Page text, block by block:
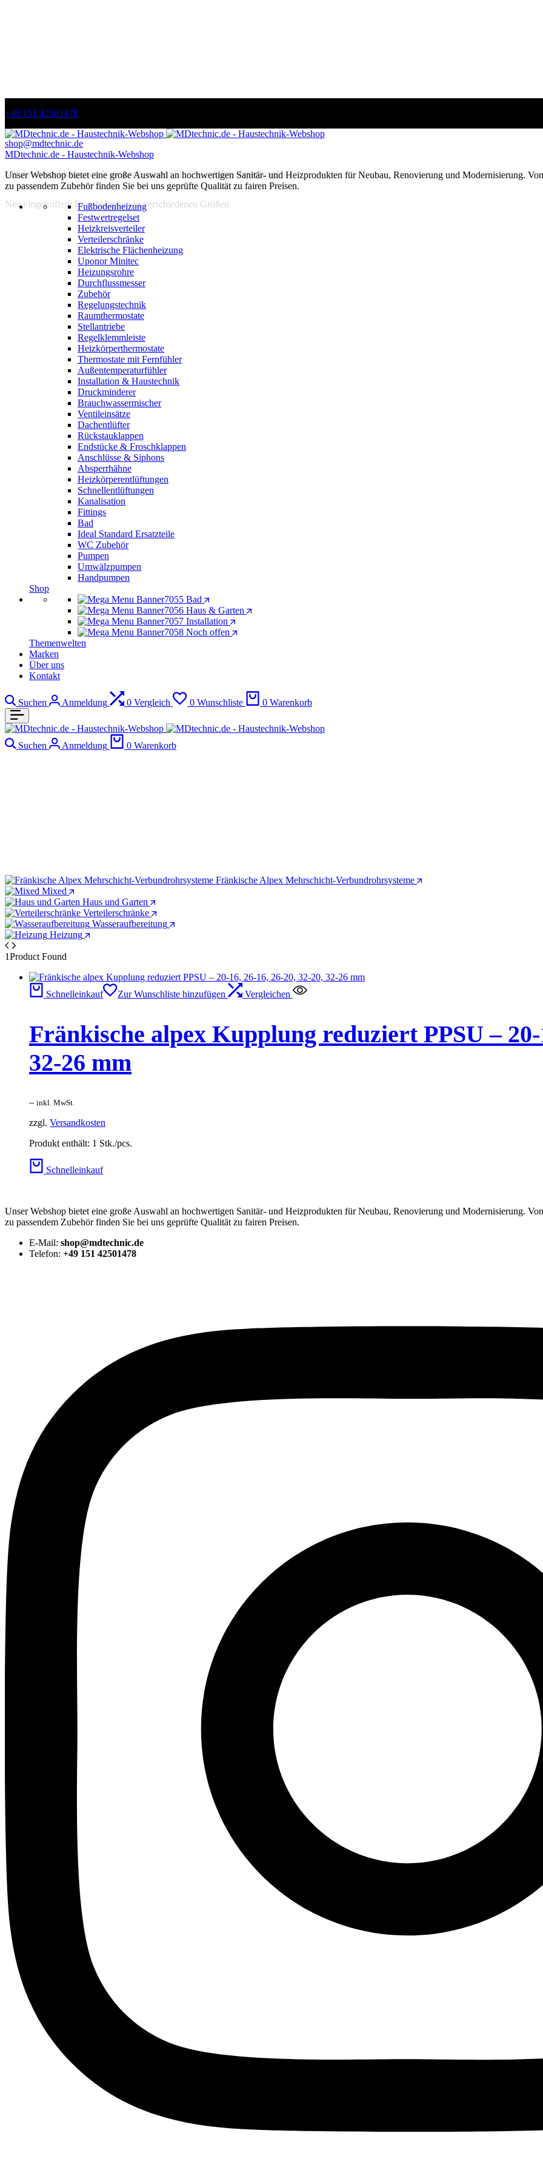
+49 151 42501478
shop@mdtechnic.de
Mit der Anmeldung zum Newsletter, sparen Sie 5% auf Ihre Bestellung!
Neu eingetroffen: Froschklappen in verschiedenen Größen
MDtechnic.de - Haustechnik-Webshop
Unser Webshop bietet eine große Auswahl an hochwertigen Sanitär- und Heizprodukten für Neubau, Renovierung und Modernisierung.
zu passendem Zubehör finden Sie bei uns geprüfte Qualität zu fairen Preisen.
Fußbodenheizung
Festwertregelset
Heizkreisverteiler
Verteilerschränke
Elektrische Flächenheizung
Uponor Minitec
Heizungsrohre
Durchflussmesser
Zubehör
Regelungstechnik
Raumthermostate
Stellantriebe
Regelklemmleiste
Heizkörperthermostate
Thermostate mit Fernfühler
Außentemperaturfühler
Installation & Haustechnik
Druckminderer
Brauchwassermischer
Ventileinsätze
Dachentlüfter
Rückstauklappen
Endstücke & Froschklappen
Anschlüsse & Siphons
Absperrhähne
Heizkörperentlüftungen
Schnellentlüftungen
Kanalisation
Fittings
Bad
Ideal Standard Ersatzteile
WC Zubehör
Pumpen
Umwälzpumpen
Handpumpen
Shop
Bad
Haus & Garten
Installation
Noch offen
Themenwelten
Marken
Über uns
Kontakt
Suchen Anmeldung 0 Vergleich 0 Wunschliste 0 Warenkorb
Suchen Anmeldung 0 Warenkorb
Fränkische Alpex Mehrschicht-Verbundrohrsysteme
Mixed
Haus und Garten
Verteilerschränke
Wasseraufbereitung
Heizung
1Product Found
Schnelleinkauf Zur Wunschliste hinzufügen Vergleichen
Fränkische alpex Kupplung reduziert PPSU – 20-
32-26 mm
– inkl. MwSt.
zzgl. Versandkosten
Produkt enthält: 1 Stk./pcs.
Schnelleinkauf
Unser Webshop bietet eine große Auswahl an hochwertigen Sanitär- und Heizprodukten für Neubau, Renovierung und Modernisierung.
zu passendem Zubehör finden Sie bei uns geprüfte Qualität zu fairen Preisen.
E-Mail: shop@mdtechnic.de
Telefon: +49 151 42501478